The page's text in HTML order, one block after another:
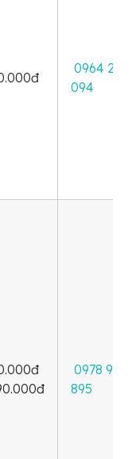
0964 202
094
0978 914
895